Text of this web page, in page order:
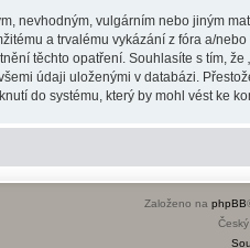
nevhodným, vulgárním nebo jiným
a trvalému vykázání z fóra a/
těchto opatření. Souhlasíte s tím,
údaji uloženými v databázi.
do systému, který by mohl vést ke
Založeno na phpBB